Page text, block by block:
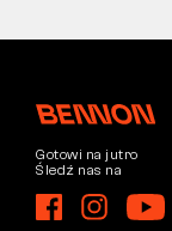
Gotowi na jutro
Śledź nas na